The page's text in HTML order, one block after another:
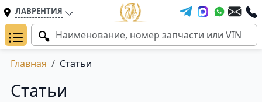
ЛАВРЕНТИЯ
Главная Статьи
Статьи